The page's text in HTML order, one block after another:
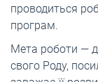
проводиться
програм.
Мета роботи —
свого Роду,